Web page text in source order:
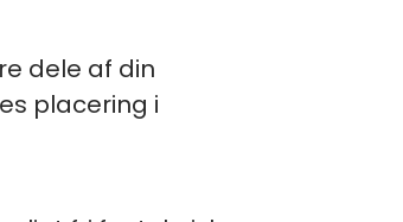
dele af din
placering i